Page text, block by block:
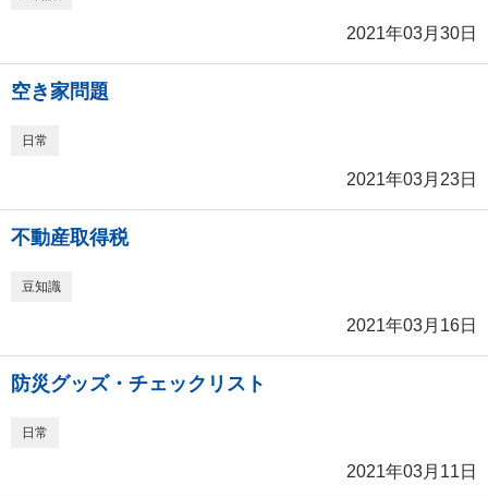
2021年03月30日
空き家問題
日常
2021年03月23日
不動産取得税
豆知識
2021年03月16日
防災グッズ・チェックリスト
日常
2021年03月11日